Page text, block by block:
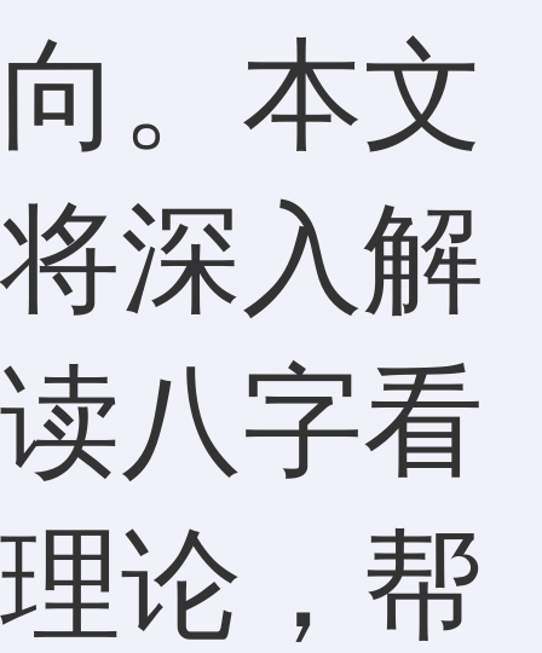
向。本文
将深入解
读八字看
理论，帮